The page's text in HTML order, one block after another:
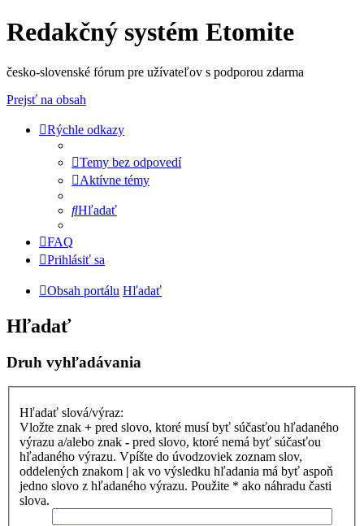
Redakčný systém Etomite
česko-slovenské fórum pre užívateľov s podporou zdarma
Prejsť na obsah
Rýchle odkazy
Temy bez odpovedí
Aktívne témy
Hľadať
FAQ
Prihlásiť sa
Obsah portálu Hľadať
Hľadať
Druh vyhľadávania
Hľadať slová/výraz:
Vložte znak + pred slovo, ktoré musí byť súčasťou hľadaného
výrazu a/alebo znak - pred slovo, ktoré nemá byť súčasťou
hľadaného výrazu. Vpíšte do úvodzoviek zoznam slov,
oddelených znakom | ak vo výsledku hľadania má byť aspoň
jedno slovo z hľadaného výrazu. Použite * ako náhradu časti
slova.